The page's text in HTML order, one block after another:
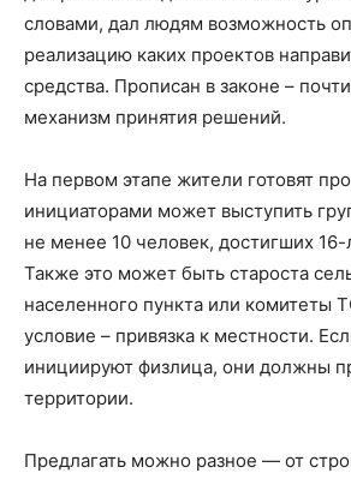
словами, дал людям возможность
реализацию каких проектов
средства. Прописан в законе –
механизм принятия решений.
На первом этапе жители готовят
инициаторами может выступить
не менее 10 человек, достигших 16-
Также это может быть староста
населенного пункта или комитеты
условие – привязка к местности.
инициируют физлица, они должны
территории.
Предлагать можно разное — от